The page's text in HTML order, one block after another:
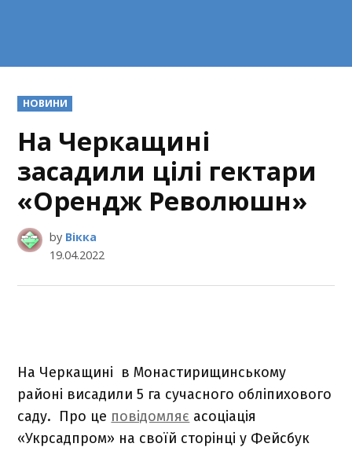
POSTED
IN
НОВИНИ
На Черкащині
засадили цілі гектари
«Орендж Революшн»
by Вікка
19.04.2022
На Черкащині в Монастирищинському
районі висадили 5 га сучасного обліпихового
саду. Про це повідомляє асоціація
«Укрсадпром» на своїй сторінці у Фейсбук